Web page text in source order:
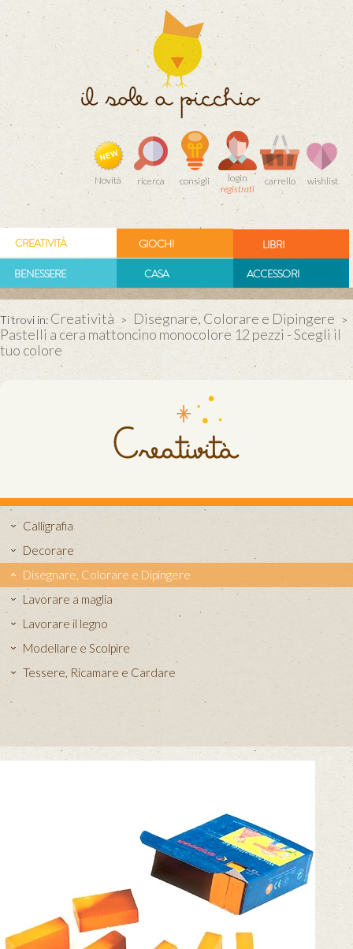
Novità ricerca consigli
login
registrati
carrello wishlist
CREATIVITÀ GIOCHI
LIBRI
BENESSERE
CASA ACCESSORI
Ti trovi in: Creatività > Disegnare, Colorare e Dipingere >
Pastelli a cera mattoncino monocolore 12 pezzi - Scegli il
tuo colore
Calligrafia
Decorare
Disegnare, Colorare e Dipingere
Lavorare a maglia
Lavorare il legno
Modellare e Scolpire
Tessere, Ricamare e Cardare